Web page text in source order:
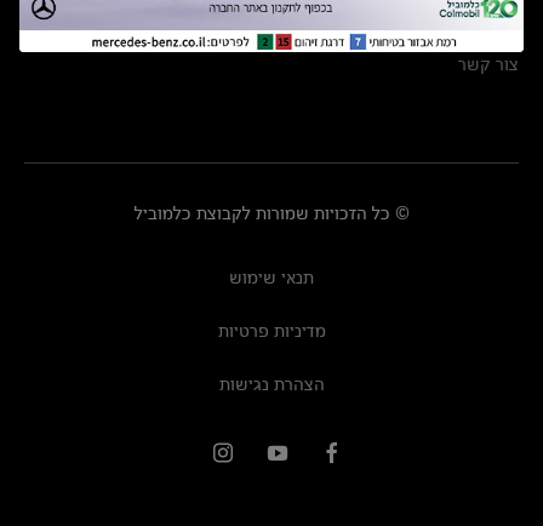
מרכזי שירות
צור קשר
© כל הזכויות שמורות לקבוצת כלמוביל
תנאי שימוש
מדיניות פרטיות
הצהרת נגישות